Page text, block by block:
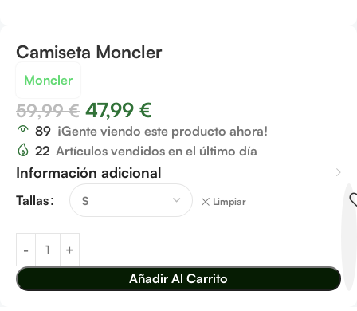
Camiseta Moncler
Moncler
59,99€ 47,99 €
89 ¡Gente viendo este producto ahora!
22 Artículos vendidos en el último día
Información adicional
Tallas Limpiar
Añadir Al Carrito